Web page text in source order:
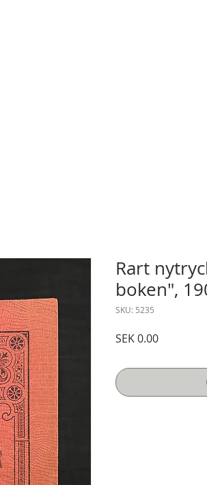
Rart
boken",
SKU: 5235
SEK 0.00Price